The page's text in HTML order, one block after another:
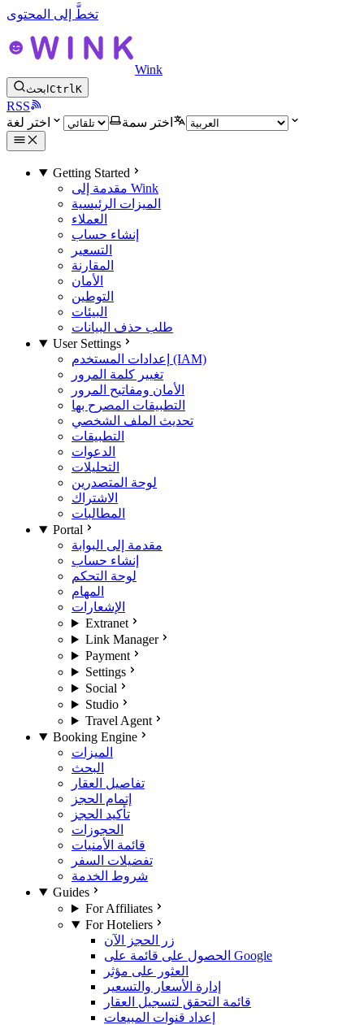
تخطَّ إلى المحتوى
Wink
ابحث CtrlK
RSS
اختر سمة
اختر لغة
Getting Started
مقدمة إلى Wink
الميزات الرئيسية
العملاء
إنشاء حساب
التسعير
المقارنة
الأمان
التوطين
البيئات
طلب حذف البيانات
User Settings
إعدادات المستخدم (IAM)
تغيير كلمة المرور
الأمان ومفاتيح المرور
التطبيقات المصرح بها
تحديث الملف الشخصي
التطبيقات
الدعوات
التحليلات
لوحة المتصدرين
الاشتراك
المطالبات
Portal
مقدمة إلى البوابة
إنشاء حساب
لوحة التحكم
المهام
الإشعارات
Extranet
Link Manager
Payment
Settings
Social
Studio
Travel Agent
Booking Engine
الميزات
البحث
تفاصيل العقار
إتمام الحجز
تأكيد الحجز
الحجوزات
قائمة الأمنيات
تفضيلات السفر
شروط الخدمة
Guides
For Affiliates
For Hoteliers
زر الحجز الآن
الحصول على قائمة على Google
العثور على مؤثر
إدارة الأسعار والتسعير
قائمة التحقق لتسجيل العقار
إعداد قنوات المبيعات